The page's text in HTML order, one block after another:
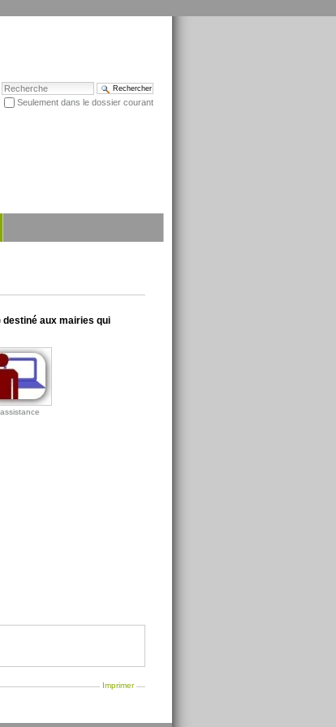
Chercher par
Seulement dans le dossier courant
aux mairies qui
Imprimer